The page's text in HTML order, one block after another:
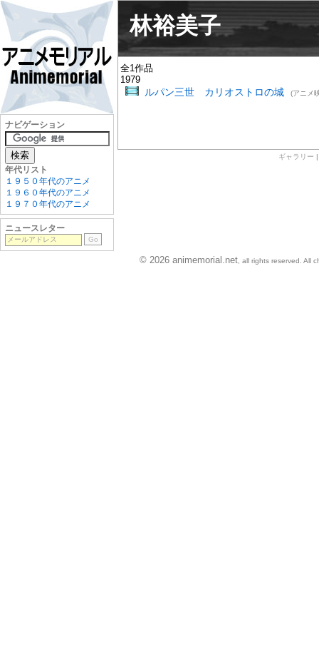
林裕美子
全1作品
1979
ルパン三世 カリオストロの城 (アニメ
ギャラリー
ナビゲーション
年代リスト
１９５０年代のアニメ
１９６０年代のアニメ
１９７０年代のアニメ
ニュースレター
© 2026 animemorial.net , all rights reserved. All